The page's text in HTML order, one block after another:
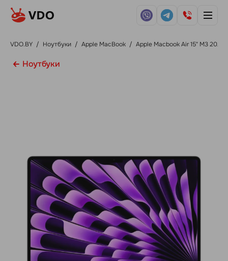
VDO.BY / Ноутбуки / Apple MacBook / Apple Macbook Air 15" M3 2024
Ноутбуки